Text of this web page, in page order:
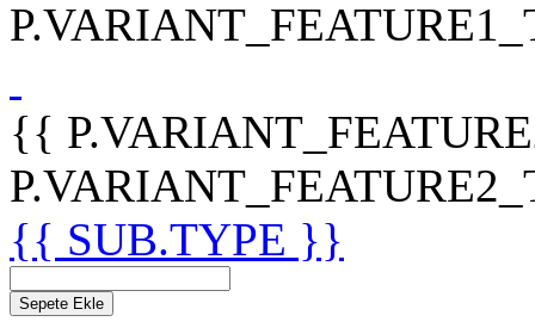
{{
{{ SUB.TYPE }}
Sepete Ekle